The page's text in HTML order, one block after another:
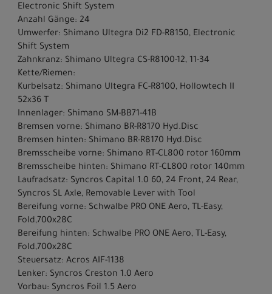
Electronic Shift System
Anzahl Gänge: 24
Umwerfer: Shimano Ultegra Di2 FD-R8150, Electronic
Shift System
Zahnkranz: Shimano Ultegra CS-R8100-12, 11-34
Kette/Riemen:
Kurbelsatz: Shimano Ultegra FC-R8100, Hollowtech II
52x36 T
Innenlager: Shimano SM-BB71-41B
Bremsen vorne: Shimano BR-R8170 Hyd.Disc
Bremsen hinten: Shimano BR-R8170 Hyd.Disc
Bremsscheibe vorne: Shimano RT-CL800 rotor 160mm
Bremsscheibe hinten: Shimano RT-CL800 rotor 140mm
Laufradsatz: Syncros Capital 1.0 60, 24 Front, 24 Rear,
Syncros SL Axle, Removable Lever with Tool
Bereifung vorne: Schwalbe PRO ONE Aero, TL-Easy,
Fold,700x28C
Bereifung hinten: Schwalbe PRO ONE Aero, TL-Easy,
Fold,700x28C
Steuersatz: Acros AIF-1138
Lenker: Syncros Creston 1.0 Aero
Vorbau: Syncros Foil 1.5 Aero